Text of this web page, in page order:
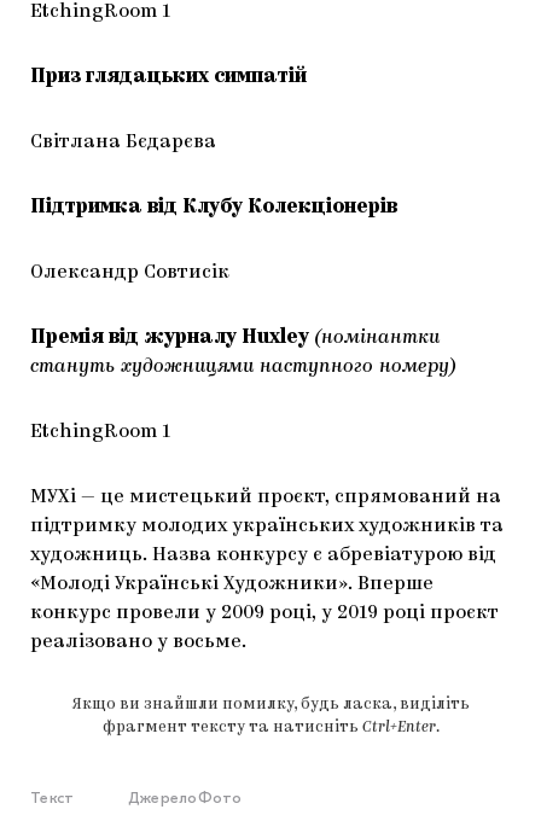
EtchingRoom 1
Приз глядацьких симпатій
Світлана Бєдарєва
Підтримка від Клубу Колекціонерів
Олександр Совтисік
Премія від журналу Huxley (номінантки
стануть художницями наступного номеру)
EtchingRoom 1
МУХі — це мистецький проєкт, спрямований на
підтримку молодих українських художників та
художниць. Назва конкурсу є абревіатурою від
«Молоді Українські Художники». Вперше
конкурс провели у 2009 році, у 2019 році проєкт
реалізовано у восьме.
Якщо ви знайшли помилку, будь ласка, виділіть
фрагмент тексту та натисніть Ctrl+Enter.
Текст
Джерело Фото